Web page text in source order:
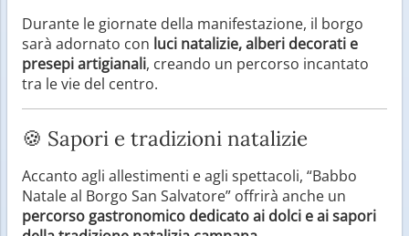
Durante le giornate della manifestazione, il borgo
sarà adornato con luci natalizie, alberi decorati e
presepi artigianali, creando un percorso incantato
tra le vie del centro.
🍪 Sapori e tradizioni natalizie
Accanto agli allestimenti e agli spettacoli, “Babbo
Natale al Borgo San Salvatore” offrirà anche un
percorso gastronomico dedicato ai dolci e ai sapori